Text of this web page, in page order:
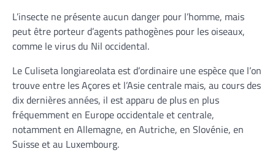
L’insecte ne présente aucun danger pour l’homme, mais
peut être porteur d’agents pathogènes pour les oiseaux,
comme le virus du Nil occidental.
Le Culiseta longiareolata est d’ordinaire une espèce que l’on
trouve entre les Açores et l’Asie centrale mais, au cours des
dix dernières années, il est apparu de plus en plus
fréquemment en Europe occidentale et centrale,
notamment en Allemagne, en Autriche, en Slovénie, en
Suisse et au Luxembourg.